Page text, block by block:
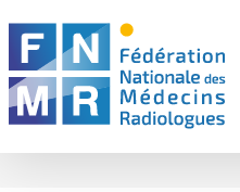
content